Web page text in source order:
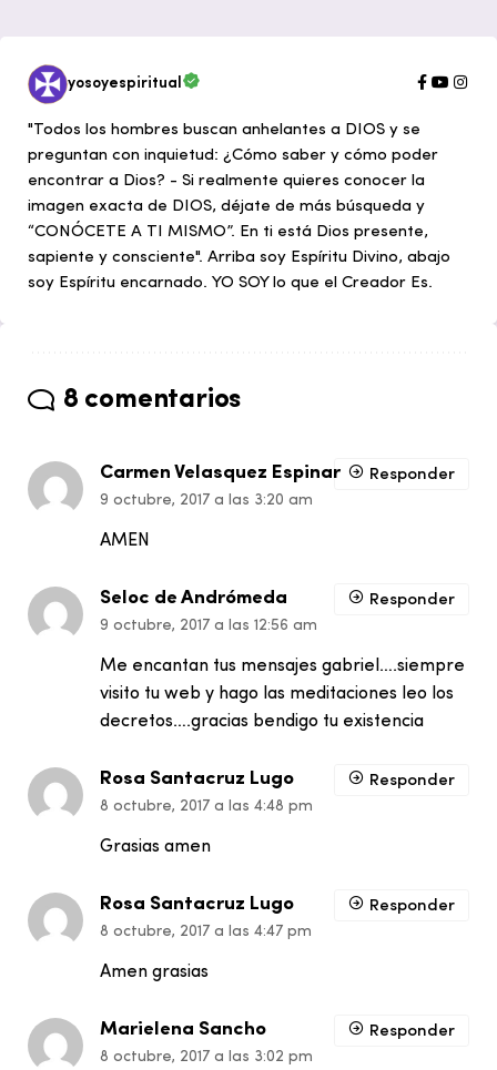
yosoyespiritual
"Todos los hombres buscan anhelantes a DIOS y se
preguntan con inquietud: ¿Cómo saber y cómo poder
encontrar a Dios? - Si realmente quieres conocer la
imagen exacta de DIOS, déjate de más búsqueda y
“CONÓCETE A TI MISMO”. En ti está Dios presente,
sapiente y consciente". Arriba soy Espíritu Divino, abajo
soy Espíritu encarnado. YO SOY lo que el Creador Es.
8 comentarios
Carmen Velasquez Espinar
9 octubre, 2017 a las 3:20 am
AMEN
Responder
Seloc de Andrómeda
9 octubre, 2017 a las 12:56 am
Me encantan tus mensajes gabriel….siempre
visito tu web y hago las meditaciones leo los
decretos….gracias bendigo tu existencia
Responder
Rosa Santacruz Lugo
8 octubre, 2017 a las 4:48 pm
Grasias amen
Responder
Rosa Santacruz Lugo
8 octubre, 2017 a las 4:47 pm
Amen grasias
Responder
Marielena Sancho
8 octubre, 2017 a las 3:02 pm
Responder